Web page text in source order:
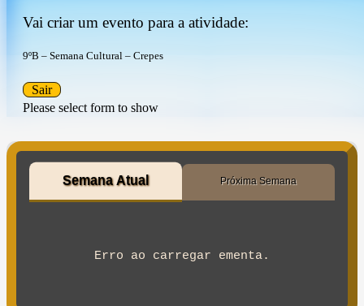
Vai criar um evento para a atividade:
9ºB – Semana Cultural – Crepes
Please select form to show
Sair
Semana Atual Próxima Semana
Erro ao carregar ementa.